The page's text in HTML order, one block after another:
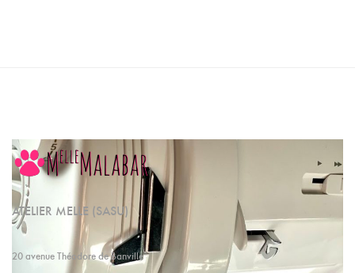
ATELIER MELLE (SASU)
20 avenue Théodore de Banville